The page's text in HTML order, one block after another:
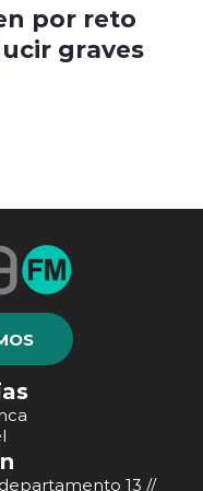
por reto
graves
13 //